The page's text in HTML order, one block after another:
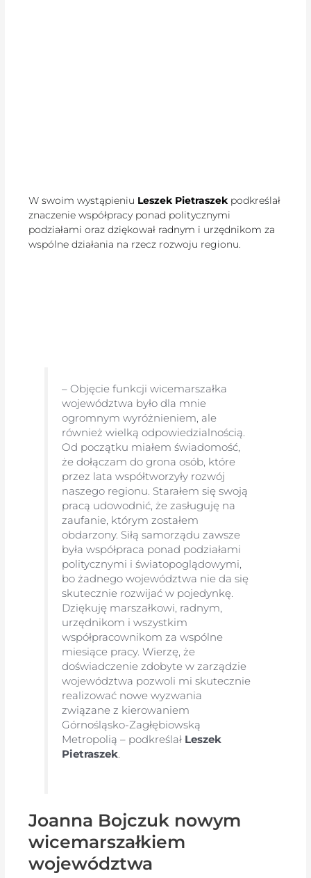
W swoim wystąpieniu Leszek Pietraszek podkreślał
znaczenie współpracy ponad politycznymi
podziałami oraz dziękował radnym i urzędnikom za
wspólne działania na rzecz rozwoju regionu.
– Objęcie funkcji wicemarszałka
województwa było dla mnie
ogromnym wyróżnieniem, ale
również wielką odpowiedzialnością.
Od początku miałem świadomość,
że dołączam do grona osób, które
przez lata współtworzyły rozwój
naszego regionu. Starałem się swoją
pracą udowodnić, że zasługuję na
zaufanie, którym zostałem
obdarzony. Siłą samorządu zawsze
była współpraca ponad podziałami
politycznymi i światopoglądowymi,
bo żadnego województwa nie da się
skutecznie rozwijać w pojedynkę.
Dziękuję marszałkowi, radnym,
urzędnikom i wszystkim
współpracownikom za wspólne
miesiące pracy. Wierzę, że
doświadczenie zdobyte w zarządzie
województwa pozwoli mi skutecznie
realizować nowe wyzwania
związane z kierowaniem
Górnośląsko-Zagłębiowską
Metropolią – podkreślał Leszek
Pietraszek.
Joanna Bojczuk nowym
wicemarszałkiem
województwa